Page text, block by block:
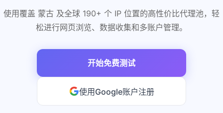
使用覆盖 蒙古 及全球 190+ 个 IP 位置的高性价比代理池，轻
松进行网页浏览、数据收集和多账户管理。
开始免费测试
使用Google账户注册